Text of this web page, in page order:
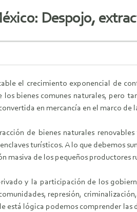
Despojo,
el crecimiento exponencial de
bienes comunes naturales, pero
en mercancía en el marco de
de bienes naturales
turísticos. A lo que debemos
masiva de los pequeños productores
y la participación de los
represión,
lógica podemos comprender las